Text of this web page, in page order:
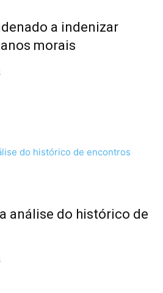
a indenizar
morais
análise do histórico de